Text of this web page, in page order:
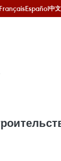
FrançaisEspañol中文